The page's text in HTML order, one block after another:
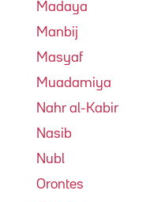
Madaya
Manbij
Masyaf
Muadamiya
Nahr al-Kabir
Nasib
Nubl
Orontes